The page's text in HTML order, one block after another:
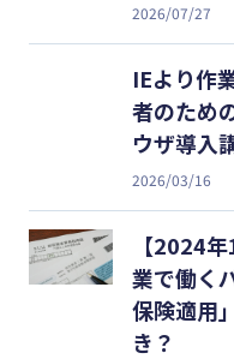
2026/07/27
IEより作
者のため
ウザ導入
2026/03/16
【2024
業で働く
保険適用
き？